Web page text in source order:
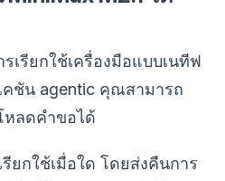
รเรียกใช้เครื่องมือแบบเนทีฟ
ชัน agentic คุณสามารถ
หลดคำขอได้
ยกใช้เมื่อใด โดยส่งคืนการ